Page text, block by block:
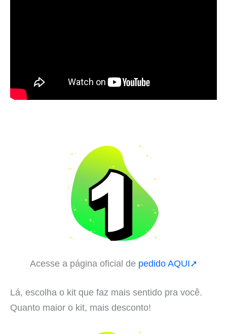
Acesse a página oficial de pedido AQUI➚
Lá, escolha o kit que faz mais sentido pra você.
Quanto maior o kit, mais desconto!